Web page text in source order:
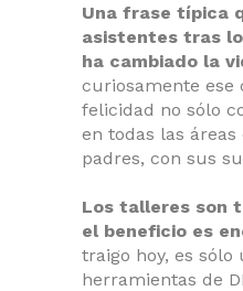
Una frase típica
asistentes tras
ha cambiado la
curiosamente ese
felicidad no sólo
en todas las
padres, con sus
Los talleres son
el beneficio es
traigo hoy, es sólo
herramientas de